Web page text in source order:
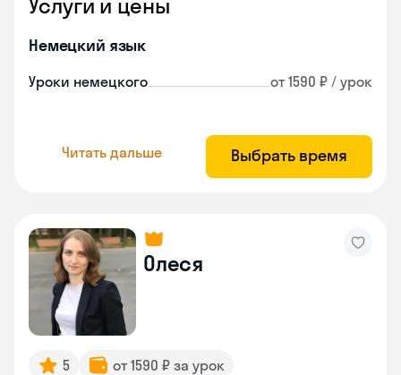
Услуги и цены
Немецкий язык
Уроки немецкого от 1590 ₽ / урок
Читать дальше Выбрать время
Олеся
5
от 1590 ₽ за урок